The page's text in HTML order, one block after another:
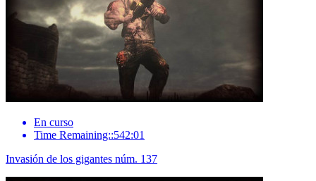
En curso
Time Remaining::542:01
Invasión de los gigantes núm. 137